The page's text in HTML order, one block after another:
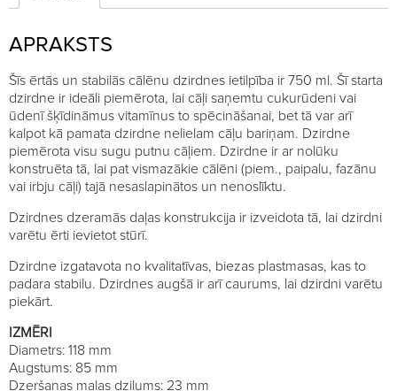
APRAKSTS
Šīs ērtās un stabilās cālēnu dzirdnes ietilpība ir 750 ml. Šī starta
dzirdne ir ideāli piemērota, lai cāļi saņemtu cukurūdeni vai
ūdenī šķīdināmus vitamīnus to spēcināšanai, bet tā var arī
kalpot kā pamata dzirdne nelielam cāļu bariņam. Dzirdne
piemērota visu sugu putnu cāļiem. Dzirdne ir ar nolūku
konstruēta tā, lai pat vismazākie cālēni (piem., paipalu, fazānu
vai irbju cāļi) tajā nesaslapinātos un nenoslīktu.
Dzirdnes dzeramās daļas konstrukcija ir izveidota tā, lai dzirdni
varētu ērti ievietot stūrī.
Dzirdne izgatavota no kvalitatīvas, biezas plastmasas, kas to
padara stabilu. Dzirdnes augšā ir arī caurums, lai dzirdni varētu
piekārt.
IZMĒRI
Diametrs: 118 mm
Augstums: 85 mm
Dzeršanas malas dziļums: 23 mm